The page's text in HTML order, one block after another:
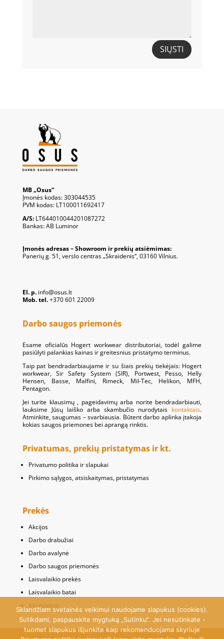
SIŲSTI
MB „Osus“
Įmonės kodas: 303044535
PVM kodas: LT100011692417
A/S:LT644010044201087272
Bankas: AB Luminor
Įmonės adresas – Showroom ir prekių atsiėmimas:
Panerių g. 51, verslo centras „Skraidenis“, 03160 Vilnius.
El. p.info@osus.lt
Mob. tel.+370 601 22009
Darbo saugos priemonės
Esame oficialūs Hogert workwear distributoriai, todėl galime
pasiūlyti palankias kainas ir greitesnius pristatymo terminus.
Taip pat bendradarbiaujame ir su šiais prekių tiekėjais: Hogert
workwear, Sir Safety System (SIR), Portwest, Pesso, Helly
Hensen, Basse, Malfini, Rimeck, Mil-Tec, Helikon, MFH,
Pentagon.
Jei turite klausimų , pageidavimų arba norite bendradarbiauti,
lauksime Jūsų laiško arba skambučio nurodytais kontaktais.
Atminkite, saugumas – svarbiausia. Būtent darbo aplinka įtakoja
kokias saugos priemones bei aprangą rinktis.
Privatumas, prekių pristatymas ir kt.
Privatumo politika ir slapukai
Pirkimo sąlygos, atsiskaitymas, pristatymas
Prekės
Akcijos
Darbo drabužiai
Darbo avalynė
Darbo saugos priemonės
Laisvalaikio prekės
Laisvalaikio batai
Aksesuarai
Sklandžiam svetainės veikimui naudojame slapukus (cookies).
Sutikdami, paspauskite mygtuką „Sutinku“. Jei nesutinkate -
tuomet slapukus išjunkite kaip rekomenduojama skyriuje